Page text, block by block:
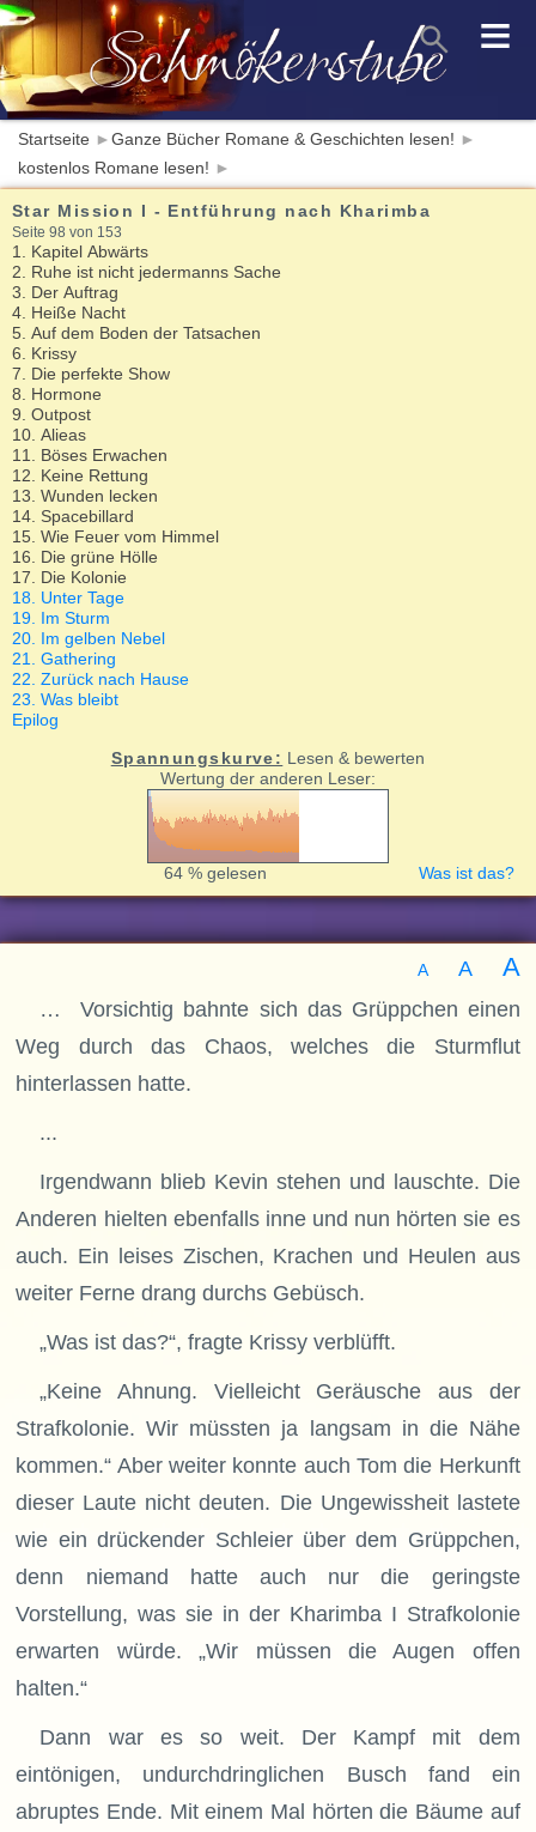
Startseite ► Ganze Bücher Romane & Geschichten lesen! ►
kostenlos Romane lesen! ►
Star Mission I - Entführung nach Kharimba
Seite 98 von 153
1. Kapitel Abwärts
2. Ruhe ist nicht jedermanns Sache
3. Der Auftrag
4. Heiße Nacht
5. Auf dem Boden der Tatsachen
6. Krissy
7. Die perfekte Show
8. Hormone
9. Outpost
10. Alieas
11. Böses Erwachen
12. Keine Rettung
13. Wunden lecken
14. Spacebillard
15. Wie Feuer vom Himmel
16. Die grüne Hölle
17. Die Kolonie
18. Unter Tage
19. Im Sturm
20. Im gelben Nebel
21. Gathering
22. Zurück nach Hause
23. Was bleibt
Epilog
Spannungskurve: Lesen & bewerten
Wertung der anderen Leser:
64 % gelesen Was ist das?
A A A
… Vorsichtig bahnte sich das Grüppchen einen
Weg durch das Chaos, welches die Sturmflut
hinterlassen hatte.
...
Irgendwann blieb Kevin stehen und lauschte. Die
Anderen hielten ebenfalls inne und nun hörten sie es
auch. Ein leises Zischen, Krachen und Heulen aus
weiter Ferne drang durchs Gebüsch.
„Was ist das?“, fragte Krissy verblüfft.
„Keine Ahnung. Vielleicht Geräusche aus der
Strafkolonie. Wir müssten ja langsam in die Nähe
kommen.“ Aber weiter konnte auch Tom die Herkunft
dieser Laute nicht deuten. Die Ungewissheit lastete
wie ein drückender Schleier über dem Grüppchen,
denn niemand hatte auch nur die geringste
Vorstellung, was sie in der Kharimba I Strafkolonie
erwarten würde. „Wir müssen die Augen offen
halten.“
Dann war es so weit. Der Kampf mit dem
eintönigen, undurchdringlichen Busch fand ein
abruptes Ende. Mit einem Mal hörten die Bäume auf
≡